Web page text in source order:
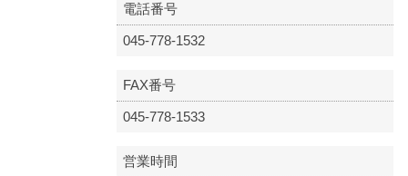
電話番号
045-778-1532
FAX番号
045-778-1533
営業時間